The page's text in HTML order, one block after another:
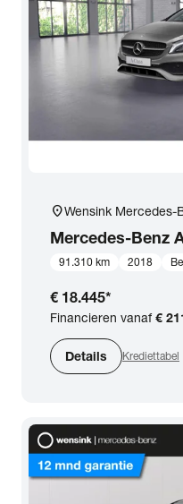
BTW (aftrekbaar) /
Merk & Model
Mercedes-Benz close
Prijs
Bouwjaar
Staat van de
Brandstof
Transmissie
Opties
location_onWensink Mercedes-
Mercedes-Benz
91.310 km 2018
€ 18.445*
Financieren vanaf€
Details Krediettabel